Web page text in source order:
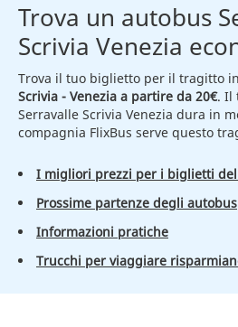
Trova un autobus
Scrivia Venezia
Trova il tuo biglietto per il tragitto in
Scrivia - Venezia a partire da 20€. Il
Serravalle Scrivia Venezia dura in
compagnia FlixBus serve questo
I migliori prezzi per i biglietti
Prossime partenze degli autobus
Informazioni pratiche
Trucchi per viaggiare